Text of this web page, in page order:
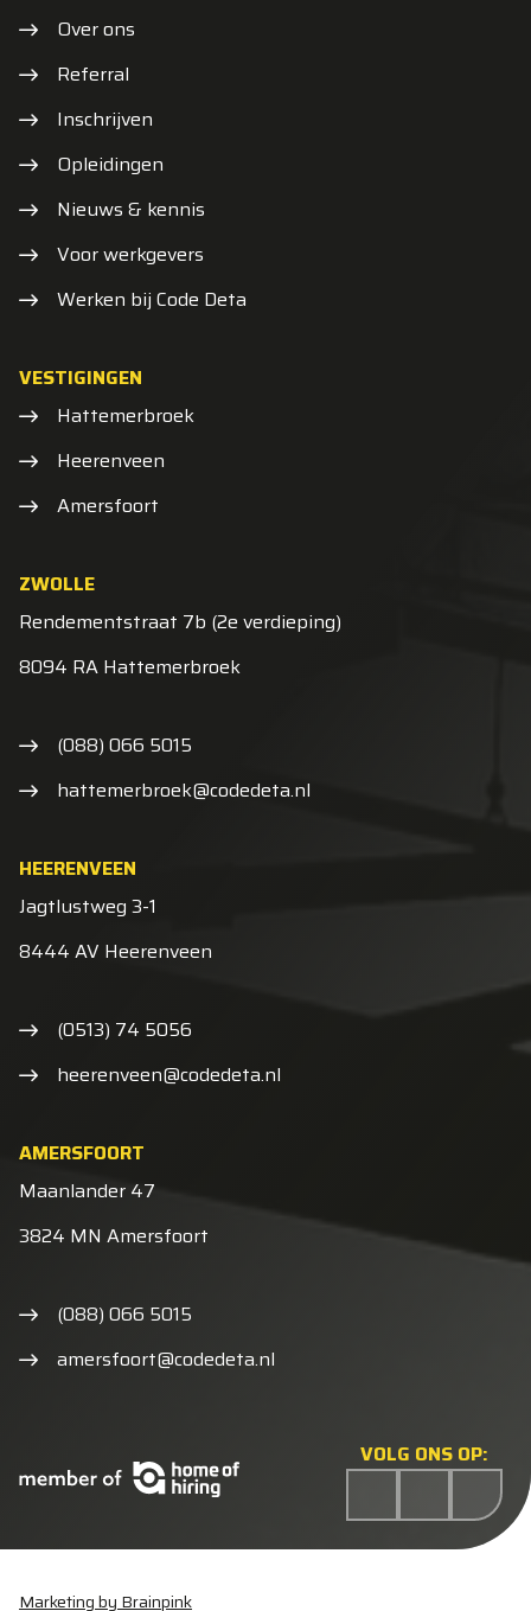
VOLG ONS OP:
Over ons
Referral
Inschrijven
Opleidingen
Nieuws & kennis
Voor werkgevers
Werken bij Code Deta
VESTIGINGEN
Hattemerbroek
Heerenveen
Amersfoort
ZWOLLE
Rendementstraat 7b (2e verdieping)
8094 RA Hattemerbroek
(088) 066 5015
hattemerbroek@codedeta.nl
HEERENVEEN
Jagtlustweg 3-1
8444 AV Heerenveen
(0513) 74 5056
heerenveen@codedeta.nl
AMERSFOORT
Maanlander 47
3824 MN Amersfoort
(088) 066 5015
amersfoort@codedeta.nl
Marketing by Brainpink